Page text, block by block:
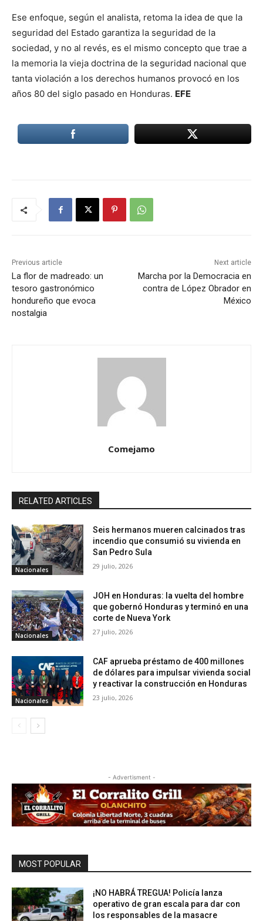
Ese enfoque, según el analista, retoma la idea de que la
seguridad del Estado garantiza la seguridad de la
sociedad, y no al revés, es el mismo concepto que trae a
la memoria la vieja doctrina de la seguridad nacional que
tanta violación a los derechos humanos provocó en los
años 80 del siglo pasado en Honduras. EFE
Previous article
La flor de madreado: un
tesoro gastronómico
hondureño que evoca
nostalgia
Next article
Marcha por la Democracia en
contra de López Obrador en
México
Comejamo
RELATED ARTICLES
Nacionales
Seis hermanos mueren calcinados tras
incendio que consumió su vivienda en
San Pedro Sula
29 julio, 2026
Nacionales
JOH en Honduras: la vuelta del hombre
que gobernó Honduras y terminó en una
corte de Nueva York
27 julio, 2026
Nacionales
CAF aprueba préstamo de 400 millones
de dólares para impulsar vivienda social
y reactivar la construcción en Honduras
23 julio, 2026
- Advertisment -
MOST POPULAR
¡NO HABRÁ TREGUA! Policía lanza
operativo de gran escala para dar con
los responsables de la masacre